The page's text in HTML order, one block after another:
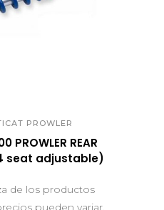
PROWLER
PROWLER REAR
4 seat adjustable)
de los productos
pueden variar.